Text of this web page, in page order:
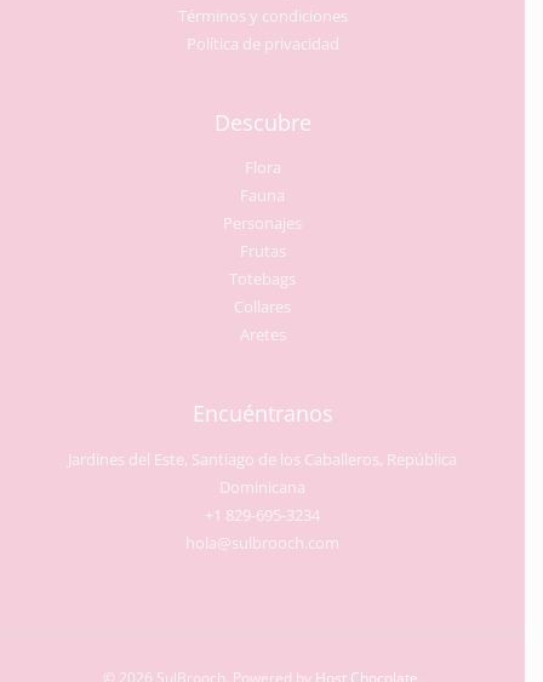
Términos y condiciones
Política de privacidad
Descubre
Flora
Fauna
Personajes
Frutas
Totebags
Collares
Aretes
Encuéntranos
Jardines del Este, Santiago de los Caballeros, República
Dominicana
+1 829-695-3234
hola@sulbrooch.com
© 2026 SulBrooch. Powered by Host Chocolate